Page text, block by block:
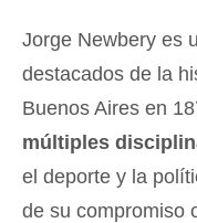
Jorge Newbery es
destacados de la
Buenos Aires en
múltiples
el deporte y la
de su compromiso